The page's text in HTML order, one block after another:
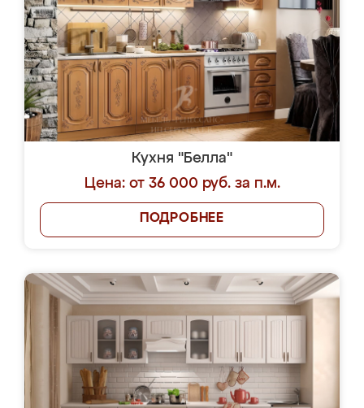
Кухня "Белла"
Цена: от 36 000 руб. за п.м.
ПОДРОБНЕЕ